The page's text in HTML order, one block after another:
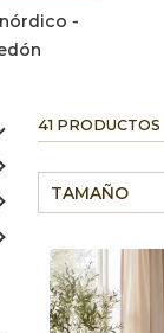
-
41 PRODUCTOS
TAMAÑO